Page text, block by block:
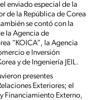
enviado especial de la
de la República de Corea
se contó con la
la Agencia de
“KOICA”, la Agencia
e Inversión
y de Ingeniería JEIL.
presentes
Exteriores; el
Financiamiento Externo,